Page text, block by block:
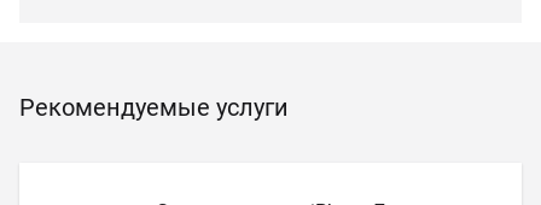
Рекомендуемые услуги